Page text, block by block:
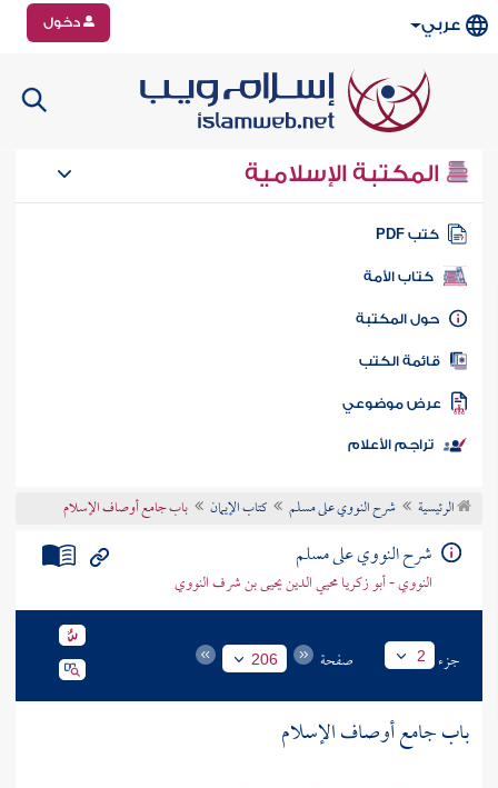
عربي دخول
المكتبة الإسلامية
كتب PDF
كتاب الأمة
المكتبة
الكتب
موضوعي
تراجم الأعلام
الرئيسية شرح النووي على مسلم كتاب الإيمان باب جامع أوصاف الإسلام
شرح النووي على مسلم
النووي - أبو زكريا محيي الدين يحيى بن شرف النووي
جزء 2 صفحة 206
باب جامع أوصاف الإسلام